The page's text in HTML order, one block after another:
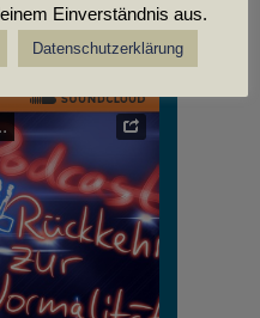
Einverständnis aus.
Datenschutzerklärung